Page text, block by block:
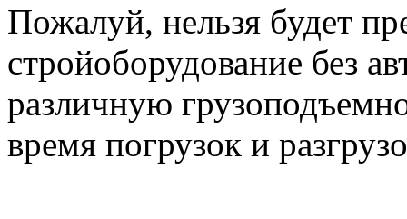
Пожалуй, нельзя будет
стройоборудование без
различную
время погрузок и